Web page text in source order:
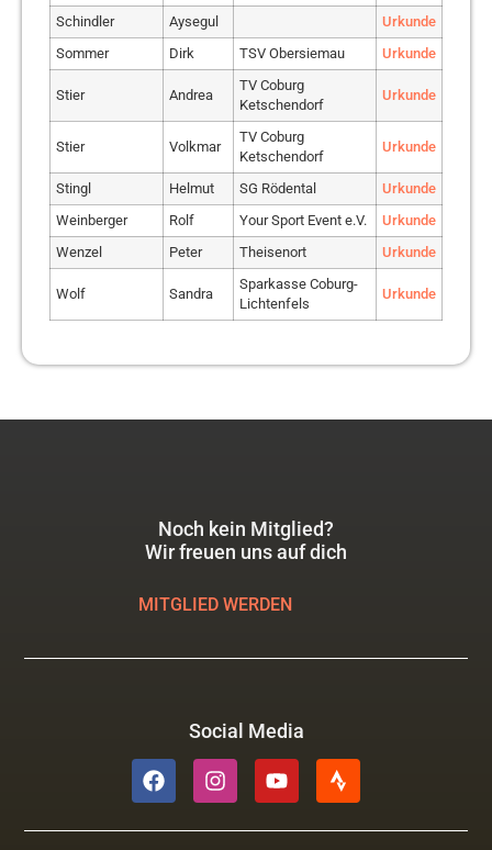
Schindler
Aysegul
Urkunde
Sommer
Dirk TSV Obersiemau Urkunde
Stier Andrea
TV Coburg
Ketschendorf
Urkunde
Stier Volkmar
TV Coburg
Ketschendorf
Urkunde
Stingl Helmut SG Rödental
Urkunde
Weinberger
Rolf Your Sport Event e.V.
Urkunde
Wenzel
Peter Theisenort Urkunde
Wolf Sandra
Sparkasse Coburg-
Lichtenfels
Urkunde
Noch kein Mitglied?
Wir freuen uns auf dich
MITGLIED WERDEN
Social Media